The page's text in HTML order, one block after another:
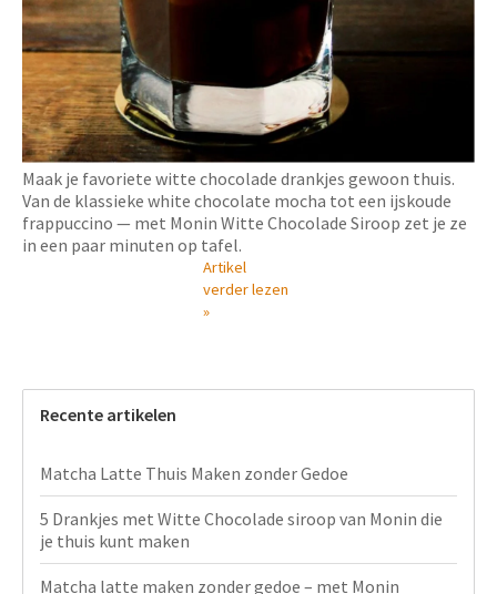
Maak je favoriete witte chocolade drankjes gewoon thuis.
Van de klassieke white chocolate mocha tot een ijskoude
frappuccino — met Monin Witte Chocolade Siroop zet je ze
in een paar minuten op tafel.
Artikel
verder lezen
»
Recente artikelen
Matcha Latte Thuis Maken zonder Gedoe
5 Drankjes met Witte Chocolade siroop van Monin die
je thuis kunt maken
Matcha latte maken zonder gedoe – met Monin